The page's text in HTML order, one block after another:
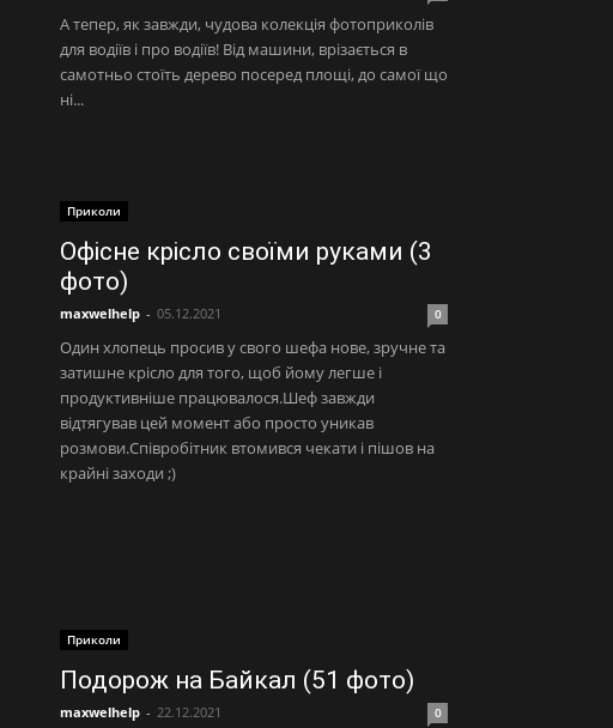
А тепер, як завжди, чудова колекція фотоприколів
для водіїв і про водіїв! Від машини, врізається в
самотньо стоїть дерево посеред площі, до самої що
ні...
Приколи
Офісне крісло своїми руками (3
фото)
maxwelhelp - 05.12.2021 0
Один хлопець просив у свого шефа нове, зручне та
затишне крісло для того, щоб йому легше і
продуктивніше працювалося.Шеф завжди
відтягував цей момент або просто уникав
розмови.Співробітник втомився чекати і пішов на
крайні заходи ;)
Приколи
Подорож на Байкал (51 фото)
maxwelhelp - 22.12.2021 0